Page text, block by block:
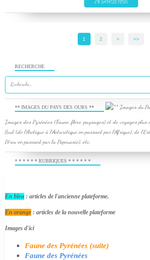
EN SAVOIR PLUS
1 2 > >>
RECHERCHE
** IMAGES DU PAYS DES OURS **
Images des Pyrénées (Faune, flore, paysages) et de voyages
Sud (de l'Arctique à l'Antarctique en passant par l'Afrique), de
Pérou en passant par la Papouasie), etc.
* * * * * * RUBRIQUES * * * * * *
En bleu : articles de l'ancienne plateforme.
En orange : articles de la nouvelle plateforme
Images d'ici
Faune des Pyrénées (suite)
Faune des Pyrénées